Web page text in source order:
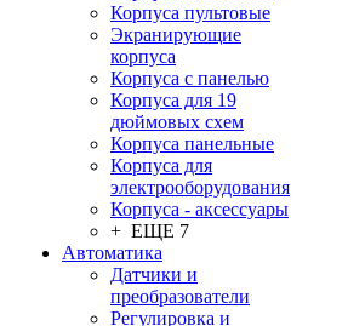
Корпуса пультовые
Экранирующие
корпуса
Корпуса с панелью
Корпуса для 19
дюймовых схем
Корпуса панельные
Корпуса для
электрооборудования
Корпуса - аксессуары
+ ЕЩЕ 7
Автоматика
Датчики и
преобразователи
Регулировка и